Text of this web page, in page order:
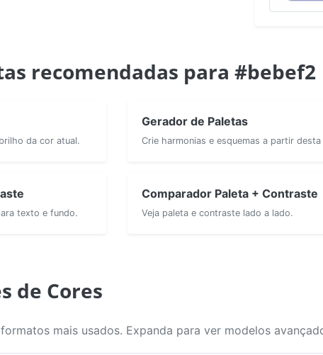
recomendadas para #bebef2
da cor atual.
Gerador de Paletas
Crie harmonias e esquemas a partir desta
texto e fundo.
Comparador Paleta + Contraste
Veja paleta e contraste lado a lado.
de Cores
mais usados. Expanda para ver modelos